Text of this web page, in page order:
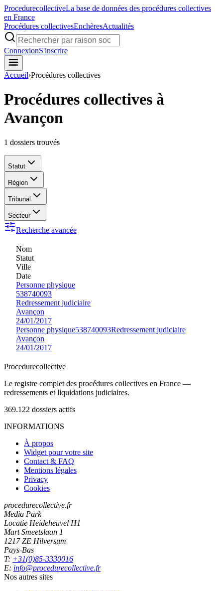
ProcedurecollectiveLa base de données des procédures collectives
en France
Procédures collectivesEnchèresActualités
ConnexionS'inscrire
Accueil›Procédures collectives
Procédures collectives à
Avançon
1 dossiers trouvés
Statut
Région
Tribunal
Secteur
Recherche avancée
Nom
Statut
Ville
Date
Personne physique
538740093
Redressement judiciaire
Avançon
24/01/2017
Personne physique538740093Redressement judiciaire
Avançon
24/01/2017
Procedurecollective
Le registre complet des procédures collectives en France —
redressements et liquidations judiciaires.
369.122 dossiers actifs
INFORMATIONS
À propos
Widget pour votre site
Contact & FAQ
Mentions légales
Privacy
Cookies
procedurecollective.fr
Media Park
Locatie Heideheuvel H1
Mart Smeetslaan 1
1217 ZE Hilversum
Pays-Bas
T: +31(0)85-3330016
E: info@procedurecollective.fr
Nos autres sites